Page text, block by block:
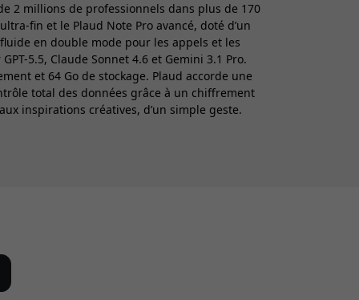
2 millions de professionnels dans plus de 170
fin et le Plaud Note Pro avancé, doté d’un
en double mode pour les appels et les
5.5, Claude Sonnet 4.6 et Gemini 3.1 Pro.
et 64 Go de stockage. Plaud accorde une
total des données grâce à un chiffrement
inspirations créatives, d’un simple geste.